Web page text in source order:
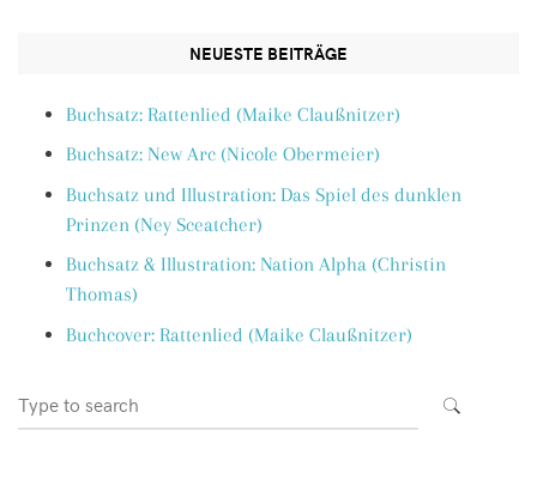
NEUESTE BEITRÄGE
Buchsatz: Rattenlied (Maike Claußnitzer)
Buchsatz: New Arc (Nicole Obermeier)
Buchsatz und Illustration: Das Spiel des dunklen
Prinzen (Ney Sceatcher)
Buchsatz & Illustration: Nation Alpha (Christin
Thomas)
Buchcover: Rattenlied (Maike Claußnitzer)
Search
for:
SEARCH